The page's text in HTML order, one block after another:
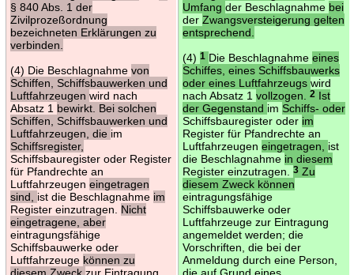
§ 840 Abs. 1 der
Zivilprozeßordnung
bezeichneten Erklärungen zu
verbinden.
(4) Die Beschlagnahme von
Schiffen, Schiffsbauwerken und
Luftfahrzeugen wird nach
Absatz 1 bewirkt. Bei solchen
Schiffen, Schiffsbauwerken und
Luftfahrzeugen, die im
Schiffsregister,
Schiffsbauregister oder Register
für Pfandrechte an
Luftfahrzeugen eingetragen
sind, ist die Beschlagnahme im
Register einzutragen. Nicht
eingetragene, aber
eintragungsfähige
Schiffsbauwerke oder
Luftfahrzeuge können zu
diesem Zweck zur Eintragung
Umfang der Beschlagnahme bei
der Zwangsversteigerung gelten
entsprechend.
(4) 1 Die Beschlagnahme eines
Schiffes, eines Schiffsbauwerks
oder eines Luftfahrzeugs wird
nach Absatz 1 vollzogen. 2Ist
der Gegenstand im Schiffs- oder
Schiffsbauregister oder im
Register für Pfandrechte an
Luftfahrzeugen eingetragen, ist
die Beschlagnahme in diesem
Register einzutragen.
3Zu
diesem Zweck können
eintragungsfähige
Schiffsbauwerke oder
Luftfahrzeuge zur Eintragung
angemeldet werden; die
Vorschriften, die bei der
Anmeldung durch eine Person,
die auf Grund eines